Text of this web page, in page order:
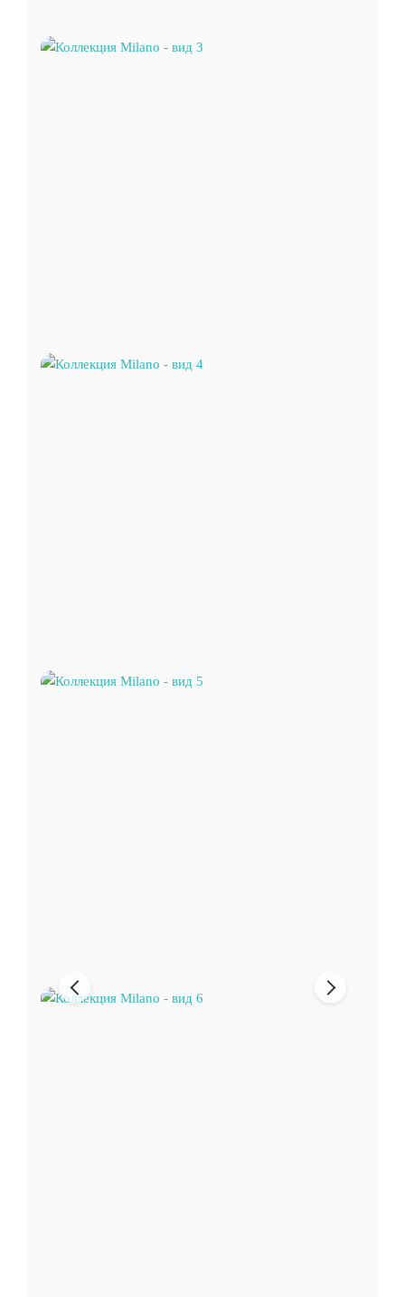
Предыдущее